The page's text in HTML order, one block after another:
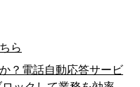
ら
？電話自動応答サービ